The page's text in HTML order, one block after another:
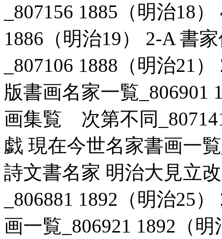
_807156 1885（明治18
1886（明治19） 2-A 書
_807106 1888（明治21
版書画名家一覧_806901
画集覧 次第不同
戯 現在今世名家書画一
詩文書名家 明治大見立
_806881 1892（明治25
画一覧_806921 1892（